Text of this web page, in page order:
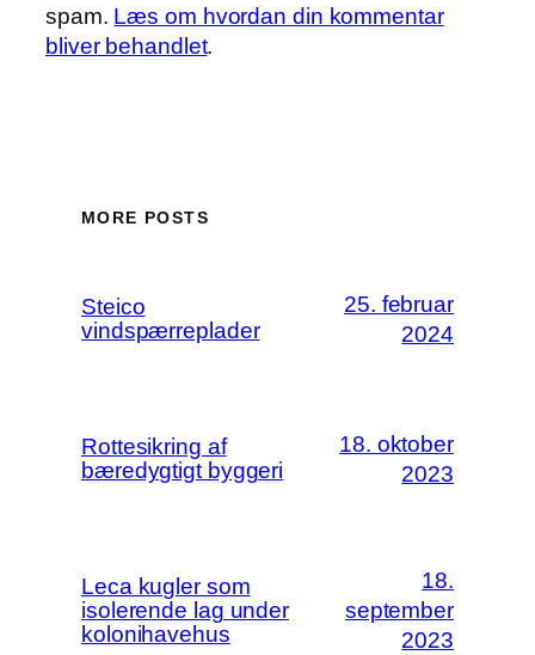
spam. Læs om hvordan din kommentar
bliver behandlet.
MORE POSTS
Steico
vindspærreplader
25. februar
2024
Rottesikring af
bæredygtigt byggeri
18. oktober
2023
Leca kugler som
isolerende lag under
kolonihavehus
18.
september
2023